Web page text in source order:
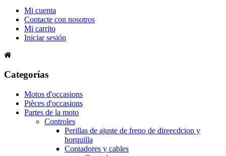
Mi cuenta
Contacte con nosotros
Mi carrito
Iniciar sesión
Categorías
Motos d'occasions
Pièces d'occasions
Partes de la moto
Controles
Perillas de ajuste de freno de direecdcion y
horquilla
Contadores y cables